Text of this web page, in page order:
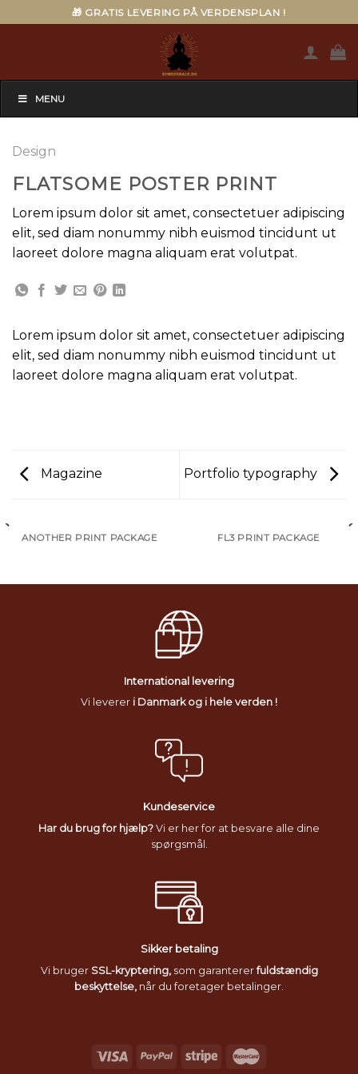
to
🎁 GRATIS LEVERING PÅ VERDENSPLAN !
MENU
Design
FLATSOME POSTER PRINT
Lorem ipsum dolor sit amet, consectetuer adipiscing
elit, sed diam nonummy nibh euismod tincidunt ut
laoreet dolore magna aliquam erat volutpat.
Lorem ipsum dolor sit amet, consectetuer adipiscing
elit, sed diam nonummy nibh euismod tincidunt ut
laoreet dolore magna aliquam erat volutpat.
Magazine Portfolio typography
ANOTHER PRINT PACKAGE FL3 PRINT PACKAGE
International levering
Vi leverer i Danmark og i hele verden !
Kundeservice
Har du brug for hjælp? Vi er her for at besvare alle dine
spørgsmål.
Sikker betaling
Vi bruger SSL-kryptering,som garantererfuldstændig
beskyttelse, når du foretager betalinger.